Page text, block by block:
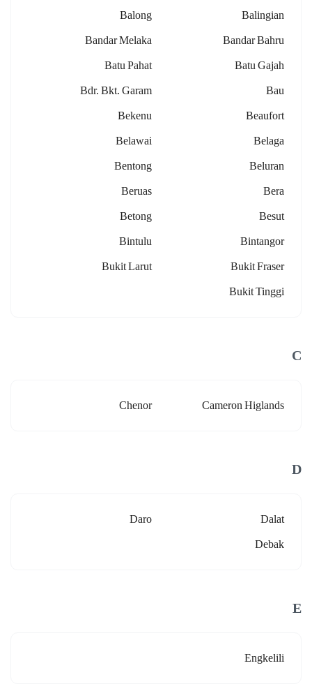
Balingian
Balong
Bandar Bahru
Bandar Melaka
Batu Gajah
Batu Pahat
Bau
Bdr. Bkt. Garam
Beaufort
Bekenu
Belaga
Belawai
Beluran
Bentong
Bera
Beruas
Besut
Betong
Bintangor
Bintulu
Bukit Fraser
Bukit Larut
Bukit Tinggi
C
Cameron Higlands
Chenor
D
Dalat
Daro
Debak
E
Engkelili